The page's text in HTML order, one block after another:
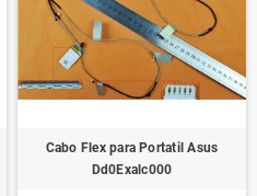
Cabo Flex para Portatil Asus
Dd0Exalc000